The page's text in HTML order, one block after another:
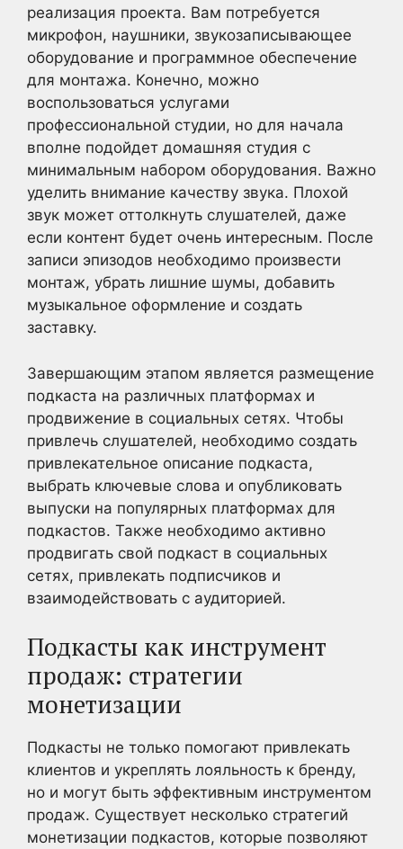
реализация проекта. Вам потребуется
микрофон, наушники, звукозаписывающее
оборудование и программное обеспечение
для монтажа. Конечно, можно
воспользоваться услугами
профессиональной студии, но для начала
вполне подойдет домашняя студия с
минимальным набором оборудования. Важно
уделить внимание качеству звука. Плохой
звук может оттолкнуть слушателей, даже
если контент будет очень интересным. После
записи эпизодов необходимо произвести
монтаж, убрать лишние шумы, добавить
музыкальное оформление и создать
заставку.
Завершающим этапом является размещение
подкаста на различных платформах и
продвижение в социальных сетях. Чтобы
привлечь слушателей, необходимо создать
привлекательное описание подкаста,
выбрать ключевые слова и опубликовать
выпуски на популярных платформах для
подкастов. Также необходимо активно
продвигать свой подкаст в социальных
сетях, привлекать подписчиков и
взаимодействовать с аудиторией.
Подкасты как инструмент
продаж: стратегии
монетизации
Подкасты не только помогают привлекать
клиентов и укреплять лояльность к бренду,
но и могут быть эффективным инструментом
продаж. Существует несколько стратегий
монетизации подкастов, которые позволяют